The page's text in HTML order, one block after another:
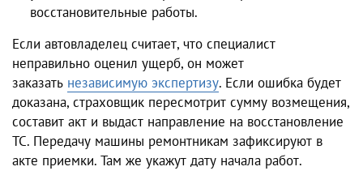
восстановительные работы.
Если автовладелец считает, что специалист
неправильно оценил ущерб, он может
заказать независимую экспертизу. Если ошибка будет
доказана, страховщик пересмотрит сумму возмещения,
составит акт и выдаст направление на восстановление
ТС. Передачу машины ремонтникам зафиксируют в
акте приемки. Там же укажут дату начала работ.